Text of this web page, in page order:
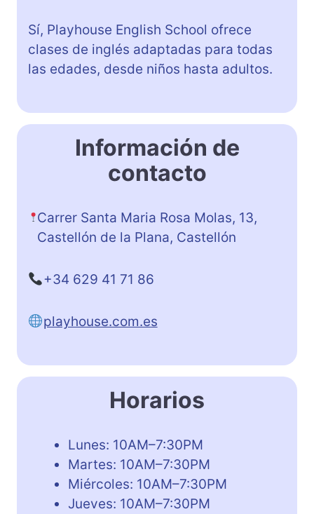
Sí, Playhouse English School ofrece
clases de inglés adaptadas para todas
las edades, desde niños hasta adultos.
Información de
contacto
Carrer Santa Maria Rosa Molas, 13,
Castellón de la Plana, Castellón
+34 629 41 71 86
playhouse.com.es
Horarios
Lunes: 10AM–7:30PM
Martes: 10AM–7:30PM
Miércoles: 10AM–7:30PM
Jueves: 10AM–7:30PM